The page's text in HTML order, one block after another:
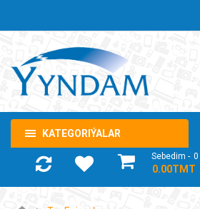
KATEGORIÝALAR
Sebedim 0
- 0.00TMT